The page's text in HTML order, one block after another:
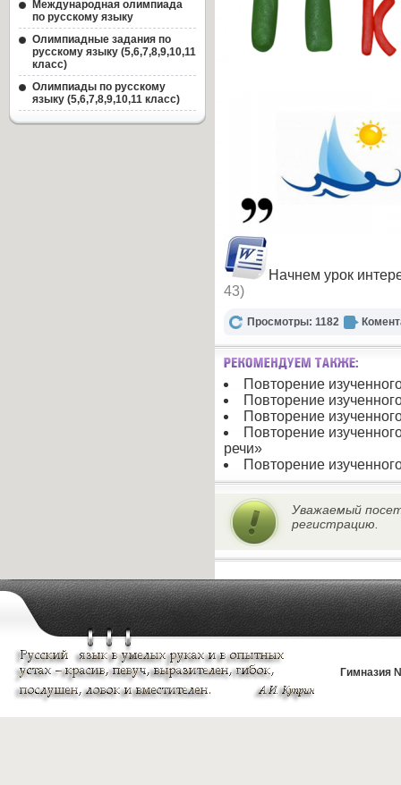
Международная олимпиада
по русскому языку
Олимпиадные задания по
русскому языку (5,6,7,8,9,10,11
класс)
Олимпиады по русскому
языку (5,6,7,8,9,10,11 класс)
Начнем урок
43)
Просмотры: 1182
Повторение
Повторение
Повторение
Повторение
речи»
Повторение
Уважаемый
регистрацию.
Гимназия